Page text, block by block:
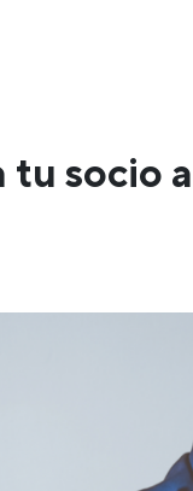
tu socio